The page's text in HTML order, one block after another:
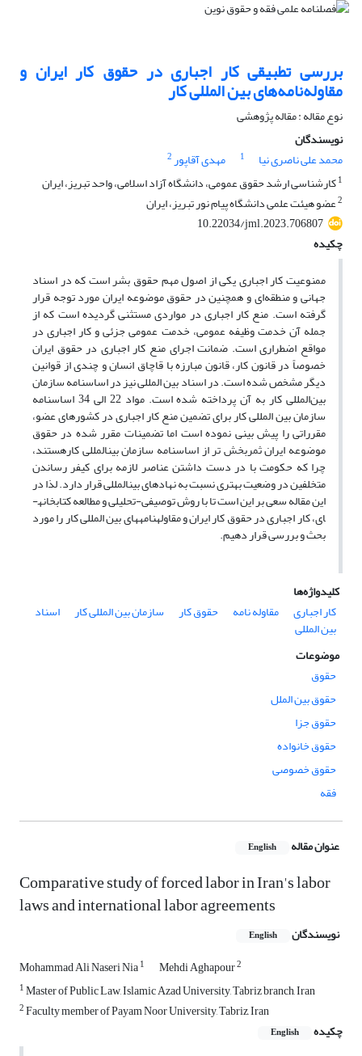
بررسی تطبیقی کار اجباری در حقوق کار ایران و
مقاوله‌نامه‌های بین المللی کار
نوع مقاله : مقاله پژوهشی
نویسندگان
محمد علی ناصری نیا
1 مهدی آقاپور2
1کارشناسی ارشد حقوق عمومی، دانشگاه آزاد اسلامی، واحد تبریز، ایران
2عضو هیئت علمی دانشگاه پیام نور تبریز، ایران
10.22034/jml.2023.706807
چکیده
ممنوعیت کار اجباری یکی از اصول مهم حقوق بشر است که در اسناد
جهانی و منطقه‌ای و همچنین در حقوق موضوعه ایران مورد توجه قرار
گرفته است. منع کار اجباری در مواردی مستثنی گردیده است که از
جمله آن خدمت وظیفه عمومی، خدمت عمومی جزئی و کار اجباری در
مواقع اضطراری است. ضمانت اجرای منع کار اجباری در حقوق ایران
خصوصاً در قانون کار، قانون مبارزه با قاچاق انسان و چندی از قوانین
دیگر مشخص شده است. در اسناد بین المللی نیز در اساسنامه سازمان
بین‌المللی کار به آن پرداخته شده است. مواد 22 الی 34 اساسنامه
سازمان بین المللی کار برای تضمین منع کار اجباری در کشورهای عضو،
مقرراتی را پیش بینی نموده است اما تضمینات مقرر شده در حقوق
موضوعه ایران ثمربخش تر از اساسنامه سازمان بین­المللی کارهستند،
چرا که حکومت با در دست داشتن عناصر لازمه برای کیفر رساندن
متخلفین در وضعیت بهتری نسبت به نهادهای بین­المللی قرار دارد. لذا در
این مقاله سعی بر این است تا با روش توصیفی-تحلیلی و مطالعه کتابخانه­
ای، کار اجباری در حقوق کار ایران و مقاوله­نامه­های بین المللی کار را مورد
بحث و بررسی قرار دهیم.
کلیدواژه‌ها
کار اجباری
مقاوله ­نامه حقوق کار سازمان بین ­المللی کار اسناد
بین المللی
موضوعات
حقوق
حقوق بین الملل
حقوق جزا
حقوق خانواده
حقوق خصوصی
فقه
عنوان مقاله English
Comparative study of forced labor in Iran's labor
laws and international labor agreements
نویسندگان English
Mohammad Ali Naseri Nia1 Mehdi Aghapour2
1Master of Public Law, Islamic Azad University, Tabriz branch, Iran
2Faculty member of Payam Noor University, Tabriz, Iran
چکیده
English